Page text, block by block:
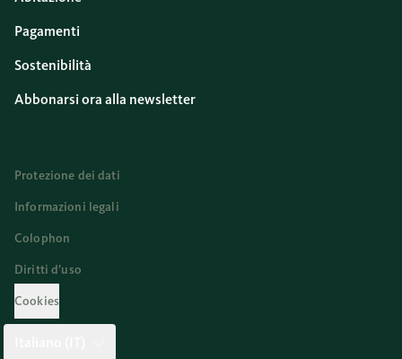
Pagamenti
Sostenibilità
Abbonarsi ora alla newsletter
Protezione dei dati
Informazioni legali
Colophon
Diritti d’uso
Cookies